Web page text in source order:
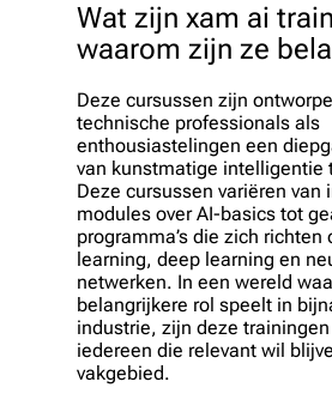
Wat zijn xam ai
waarom zijn ze
Deze cursussen zijn
technische professionals als
enthousiastelingen een
van kunstmatige intelligentie
Deze cursussen variëren van
modules over AI-basics tot
programma’s die zich richten
learning, deep learning en
netwerken. In een wereld
belangrijkere rol speelt in
industrie, zijn deze
iedereen die relevant wil
vakgebied.